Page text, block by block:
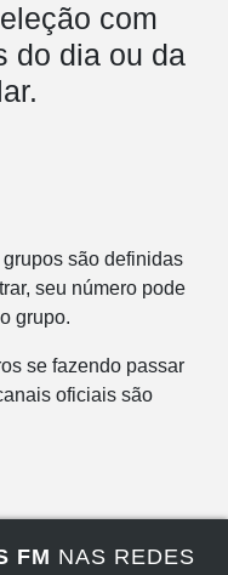
com
do dia ou da
são definidas
seu número pode
grupo.
se fazendo passar
oficiais são
FM NAS REDES